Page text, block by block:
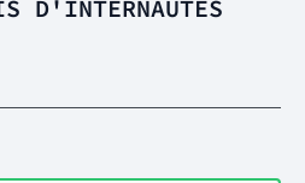
D'INTERNAUTES